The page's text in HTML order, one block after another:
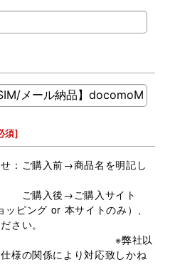
須]
：ご購入前→商品名を明記し
購入サイト
ッピング or 本サイトのみ）、
さい。
社以
様の関係により対応致しかね